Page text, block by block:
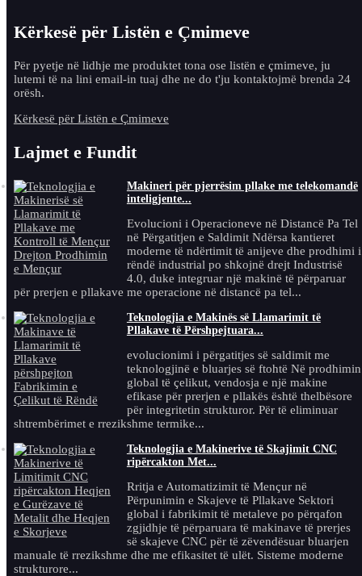
Kërkesë për Listën e Çmimeve
Për pyetje në lidhje me produktet tona ose listën e çmimeve, ju
lutemi të na lini email-in tuaj dhe ne do t'ju kontaktojmë brenda 24
orësh.
Kërkesë për Listën e Çmimeve
Lajmet e Fundit
Makineri për pjerrësim pllake me telekomandë
inteligjente...
Evolucioni i Operacioneve në Distancë Pa Tel
në Përgatitjen e Saldimit Ndërsa kantieret
moderne të ndërtimit të anijeve dhe prodhimi i
rëndë industrial po shkojnë drejt Industrisë
4.0, duke integruar një makinë të përparuar
për prerjen e pllakave me operacione në distancë pa tel...
Teknologjia e Makinës së Llamarimit të
Pllakave të Përshpejtuara...
evolucionimi i përgatitjes së saldimit me
teknologjinë e bluarjes së ftohtë Në prodhimin
global të çelikut, vendosja e një makine
efikase për prerjen e pllakës është thelbësore
për integritetin strukturor. Për të eliminuar
shtrembërimet e rrezikshme termike...
Teknologjia e Makinerive të Skajimit CNC
ripërcakton Met...
Rritja e Automatizimit të Mençur në
Përpunimin e Skajeve të Pllakave Sektori
global i fabrikimit të metaleve po përqafon
zgjidhje të përparuara të makinave të prerjes
së skajeve CNC për të zëvendësuar bluarjen
manuale të rrezikshme dhe me efikasitet të ulët. Sisteme moderne
strukturore...